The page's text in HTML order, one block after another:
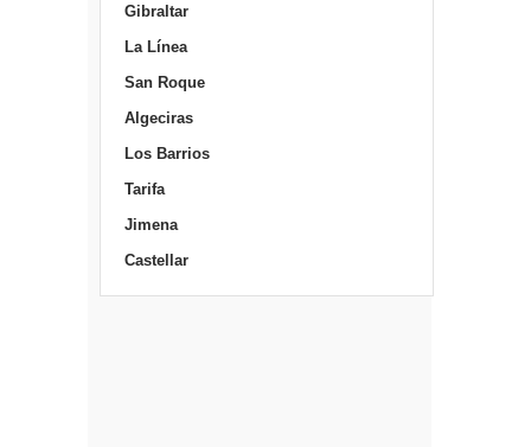
Gibraltar
La Línea
San Roque
Algeciras
Los Barrios
Tarifa
Jimena
Castellar